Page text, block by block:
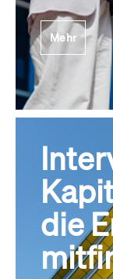
Mehr
die